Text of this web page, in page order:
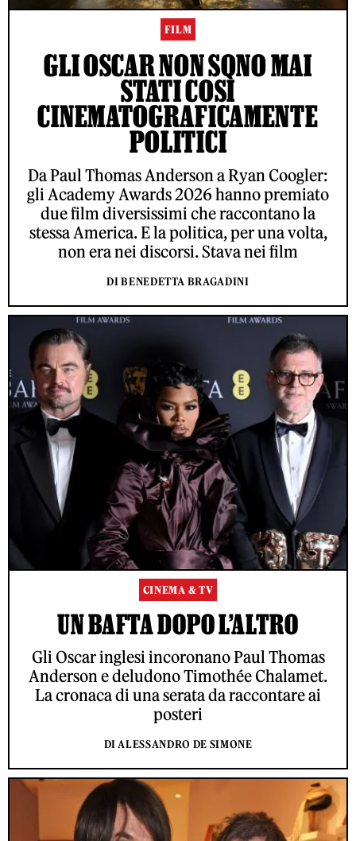
FILM
GLI OSCAR NON SONO MAI
STATI COSÌ
CINEMATOGRAFICAMENTE
POLITICI
Da Paul Thomas Anderson a Ryan Coogler:
gli Academy Awards 2026 hanno premiato
due film diversissimi che raccontano la
stessa America. E la politica, per una volta,
non era nei discorsi. Stava nei film
DI BENEDETTA BRAGADINI
CINEMA & TV
UN BAFTA DOPO L’ALTRO
Gli Oscar inglesi incoronano Paul Thomas
Anderson e deludono Timothée Chalamet.
La cronaca di una serata da raccontare ai
posteri
DI ALESSANDRO DE SIMONE